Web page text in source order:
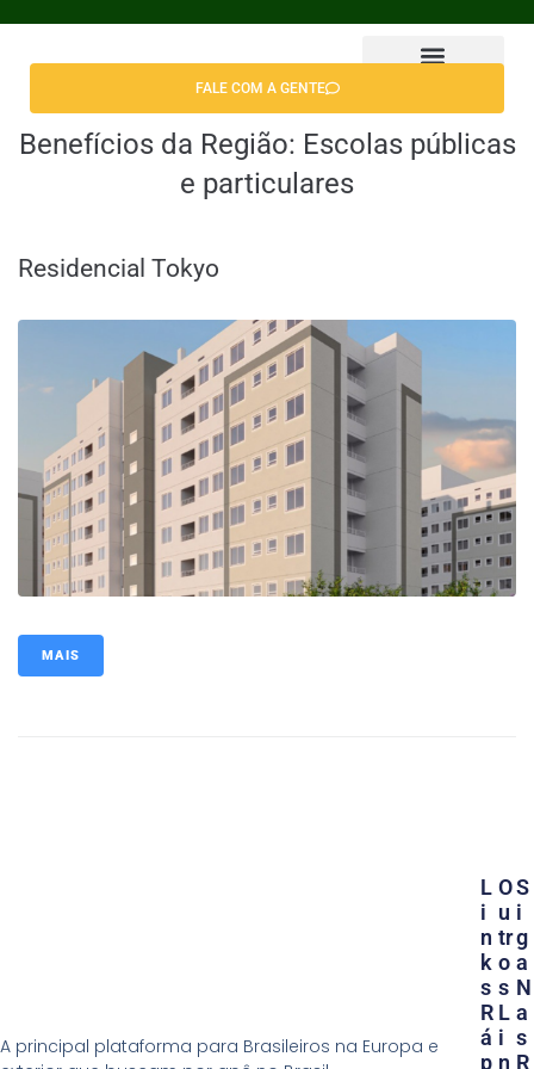
FALE COM A GENTE
Benefícios da Região: Escolas públicas
e particulares
Residencial Tokyo
MAIS
A principal plataforma para Brasileiros na Europa e
O
U
Tr
O
S
L
I
N
L
I
N
K
S
R
Á
P
S
I
G
A
N
A
S
R